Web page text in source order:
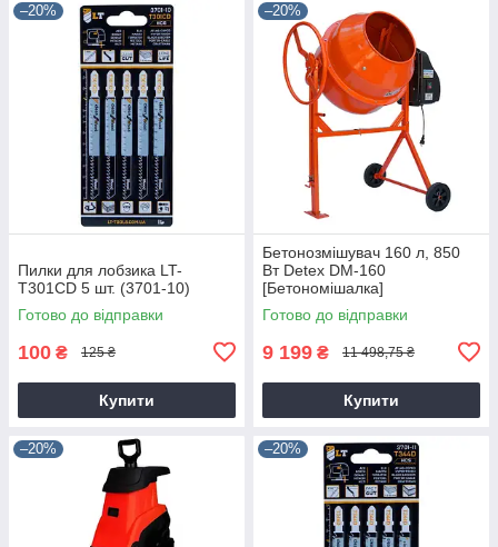
–20%
Пилки для лобзика LT-
T301CD 5 шт. (3701-10)
Готово до відправки
100 ₴ 125 ₴
Купити
–20%
Бетонозмішувач 160 л, 850
Вт Detex DM-160
[Бетономішалка]
Готово до відправки
9 199 ₴ 11 498,75 ₴
Купити
–20% –20%